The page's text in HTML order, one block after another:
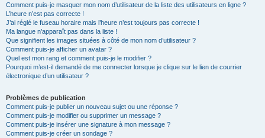
Comment puis-je masquer mon nom d’utilisateur de la liste des utilisateurs en ligne ?
L’heure n’est pas correcte !
J’ai réglé le fuseau horaire mais l’heure n’est toujours pas correcte !
Ma langue n’apparaît pas dans la liste !
Que signifient les images situées à côté de mon nom d’utilisateur ?
Comment puis-je afficher un avatar ?
Quel est mon rang et comment puis-je le modifier ?
Pourquoi m’est-il demandé de me connecter lorsque je clique sur le lien de courrier
électronique d’un utilisateur ?
Problèmes de publication
Comment puis-je publier un nouveau sujet ou une réponse ?
Comment puis-je modifier ou supprimer un message ?
Comment puis-je insérer une signature à mon message ?
Comment puis-je créer un sondage ?